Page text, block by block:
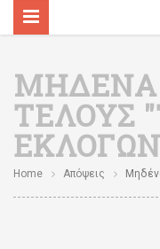
ΜΗΔΈΝΑ
ΤΈΛΟΥΣ
Home Απόψεις